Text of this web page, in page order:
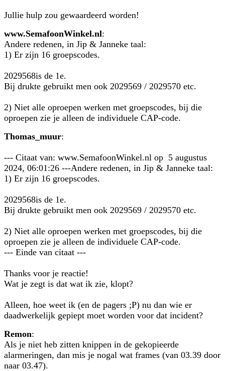
Jullie hulp zou gewaardeerd worden!
www.SemafoonWinkel.nl:
Andere redenen, in Jip & Janneke taal:
1) Er zijn 16 groepscodes.
2029568is de 1e.
Bij drukte gebruikt men ook 2029569 / 2029570 etc.
2) Niet alle oproepen werken met groepscodes, bij die
oproepen zie je alleen de individuele CAP-code.
Thomas_muur:
--- Citaat van: www.SemafoonWinkel.nl op 5 augustus
2024, 06:01:26 ---Andere redenen, in Jip & Janneke taal:
1) Er zijn 16 groepscodes.
2029568is de 1e.
Bij drukte gebruikt men ook 2029569 / 2029570 etc.
2) Niet alle oproepen werken met groepscodes, bij die
oproepen zie je alleen de individuele CAP-code.
--- Einde van citaat ---
Thanks voor je reactie!
Wat je zegt is dat wat ik zie, klopt?
Alleen, hoe weet ik (en de pagers ;P) nu dan wie er
daadwerkelijk gepiept moet worden voor dat incident?
Remon:
Als je niet heb zitten knippen in de gekopieerde
alarmeringen, dan mis je nogal wat frames (van 03.39 door
naar 03.47).